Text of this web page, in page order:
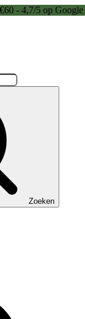
- 4,7/5 op
Zoeken